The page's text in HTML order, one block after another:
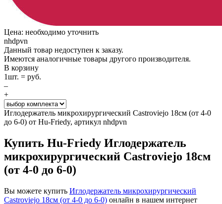
Цена: необходимо уточнить
nhdpvn
Данный товар недоступен к заказу.
Имеются аналогичные товары другого производителя.
В корзину
1шт. = руб.
–
+
Иглодержатель микрохирургический Castroviejo 18см (от 4-0
до 6-0) от Hu-Friedy, артикул nhdpvn
Купить Hu-Friedy Иглодержатель
микрохирургический Castroviejo 18см
(от 4-0 до 6-0)
Вы можете купить Иглодержатель микрохирургический
Castroviejo 18см (от 4-0 до 6-0) онлайн в нашем интернет